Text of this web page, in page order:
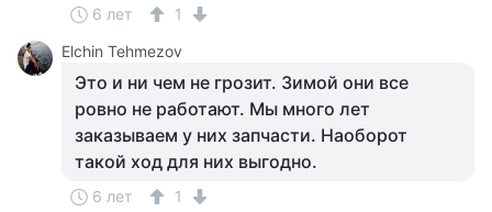
6 лет
1
Elchin Tehmezov
Это и ни чем не грозит. Зимой они все
ровно не работают. Мы много лет
заказываем у них запчасти. Наоборот
такой ход для них выгодно.
6 лет 1